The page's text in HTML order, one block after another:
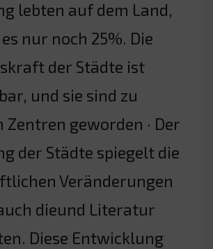
lebten auf dem Land,
nur noch 25%. Die
der Städte ist
und sie sind zu
geworden · Der
der Städte spiegelt die
Veränderungen
dieund Literatur
Diese Entwicklung